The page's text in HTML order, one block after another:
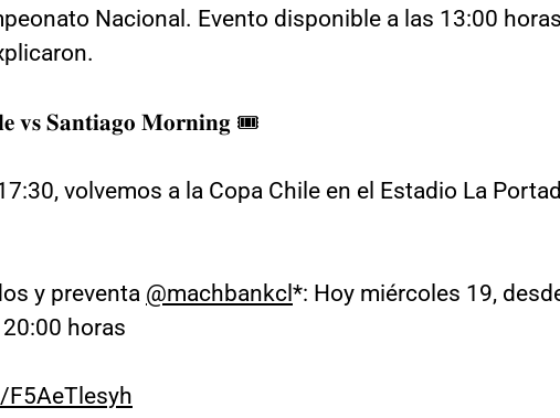
Nacional. Evento disponible a las 13:00 horas
𝐯𝐬 𝐒𝐚𝐧𝐭𝐢𝐚𝐠𝐨 𝐌𝐨𝐫𝐧𝐢𝐧𝐠 🎟️
volvemos a la Copa Chile en el Estadio La
y preventa @machbankcl *: Hoy miércoles 19,
horas